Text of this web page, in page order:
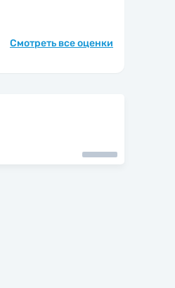
Смотреть все оценки